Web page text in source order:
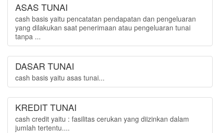
ASAS TUNAI
cash basis yaitu pencatatan pendapatan dan pengeluaran
yang dilakukan saat penerimaan atau pengeluaran tunai
tanpa ...
DASAR TUNAI
cash basis yaitu asas tunai...
KREDIT TUNAI
cash credit yaitu : fasilitas cerukan yang diizinkan dalam
jumlah tertentu....